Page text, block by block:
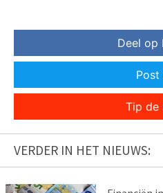
Deel op
Post
Tip de
VERDER IN HET NIEUWS: